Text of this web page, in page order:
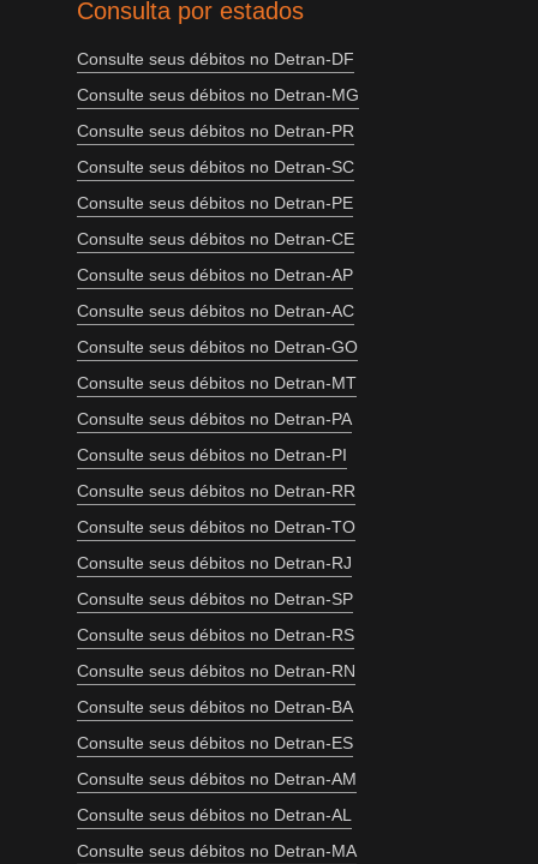
Consulta por estados
Consulte seus débitos no Detran-DF
Consulte seus débitos no Detran-MG
Consulte seus débitos no Detran-PR
Consulte seus débitos no Detran-SC
Consulte seus débitos no Detran-PE
Consulte seus débitos no Detran-CE
Consulte seus débitos no Detran-AP
Consulte seus débitos no Detran-AC
Consulte seus débitos no Detran-GO
Consulte seus débitos no Detran-MT
Consulte seus débitos no Detran-PA
Consulte seus débitos no Detran-PI
Consulte seus débitos no Detran-RR
Consulte seus débitos no Detran-TO
Consulte seus débitos no Detran-RJ
Consulte seus débitos no Detran-SP
Consulte seus débitos no Detran-RS
Consulte seus débitos no Detran-RN
Consulte seus débitos no Detran-BA
Consulte seus débitos no Detran-ES
Consulte seus débitos no Detran-AM
Consulte seus débitos no Detran-AL
Consulte seus débitos no Detran-MA